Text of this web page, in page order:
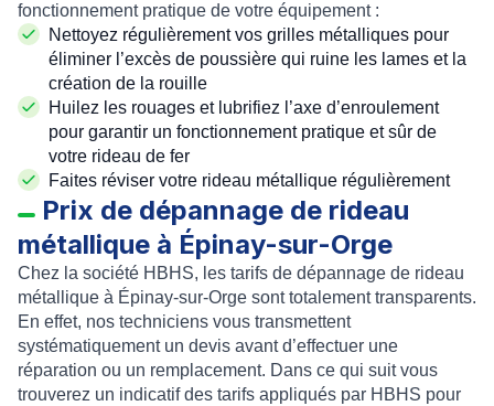
fonctionnement pratique de votre équipement :
Nettoyez régulièrement vos grilles métalliques pour
éliminer l’excès de poussière qui ruine les lames et la
création de la rouille
Huilez les rouages et lubrifiez l’axe d’enroulement
pour garantir un fonctionnement pratique et sûr de
votre rideau de fer
Faites réviser votre rideau métallique régulièrement
Prix de dépannage de rideau
métallique à Épinay-sur-Orge
Chez la société HBHS, les tarifs de dépannage de rideau
métallique à Épinay-sur-Orge sont totalement transparents.
En effet, nos techniciens vous transmettent
systématiquement un devis avant d’effectuer une
réparation ou un remplacement. Dans ce qui suit vous
trouverez un indicatif des tarifs appliqués par HBHS pour